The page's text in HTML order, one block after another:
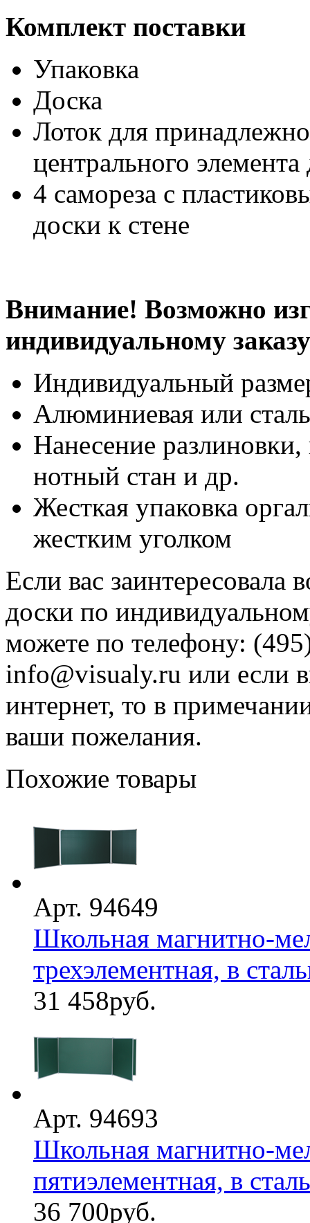
Комплект поставки
Упаковка
Доска
Лоток для
центрального элемента
4 самореза с
доски к стене
Внимание! Возможно
индивидуальному заказу
Индивидуальный
Алюминиевая или
Нанесение
нотный стан и др.
Жесткая упаковка
жестким уголком
Если вас заинтересовала
доски по
можете по телефону:
info@visualy.ru или если
интернет, то в
ваши пожелания.
Похожие товары
Арт. 94649
Школьная магнитно-
трехэлементная, в
31 458руб.
Арт. 94693
Школьная магнитно-
пятиэлементная, в
36 700руб.